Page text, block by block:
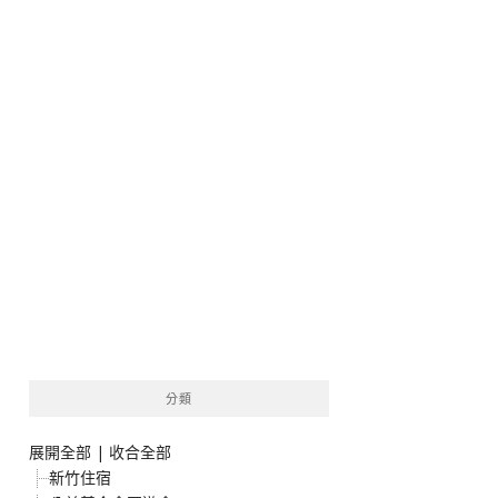
分類
展開全部 | 收合全部
新竹住宿